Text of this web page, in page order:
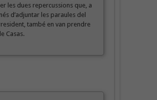
les dues repercussions que, a
d’adjuntar les paraules del
també en van prendre
Casas.